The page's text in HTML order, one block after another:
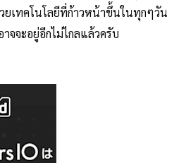
เทคโนโลยีที่ก้าวหน้าขึ้นในทุกๆวัน
จจะอยู่อีกไม่ไกลแล้วครับ